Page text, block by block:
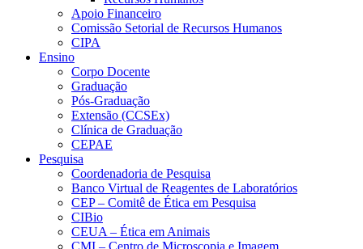
Apoio Financeiro
Comissão Setorial de Recursos Humanos
CIPA
Ensino
Corpo Docente
Graduação
Pós-Graduação
Extensão (CCSEx)
Clínica de Graduação
CEPAE
Pesquisa
Coordenadoria de Pesquisa
Banco Virtual de Reagentes de Laboratórios
CEP – Comitê de Ética em Pesquisa
CIBio
CEUA – Ética em Animais
CMI – Centro de Microscopia e Imagem